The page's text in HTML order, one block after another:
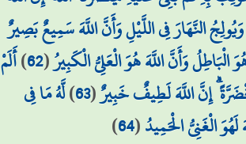
النَّهَارَ فِي اللَّيْلِ وَأَنَّ اللَّهَ سَمِيعٌ بَصِيرٌ
وَأَنَّ اللَّهَ هُوَ الْعَلِيُّ الْكَبِيرُ(
62
)أَلَمْ
إِنَّ اللَّهَ لَطِيفٌ خَبِيرٌ(
63
)لَّهُ مَا فِي
الْغَنِيُّ الْحَمِيدُ(
64
)